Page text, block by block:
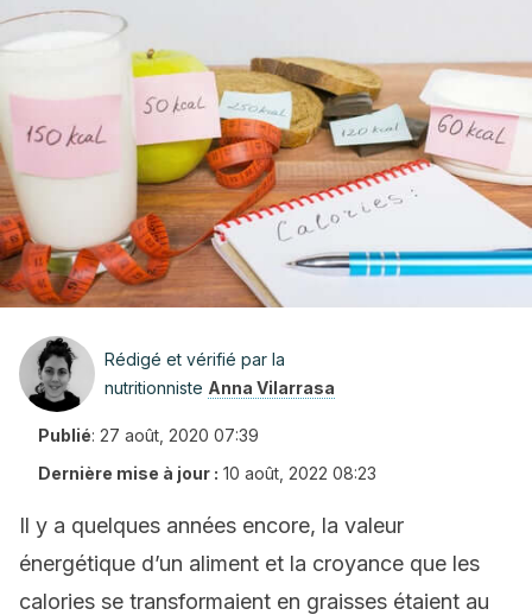
Rédigé et vérifié par la
nutritionniste Anna Vilarrasa
Publié: 27 août, 2020 07:39
Dernière mise à jour : 10 août, 2022 08:23
Il y a quelques années encore, la valeur
énergétique d’un aliment et la croyance que les
calories se transformaient en graisses étaient au